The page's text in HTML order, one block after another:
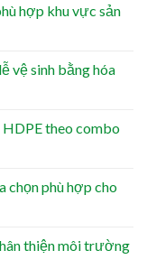
hợp khu vực sản
vệ sinh bằng hóa
HDPE theo combo
chọn phù hợp cho
thiện môi trường